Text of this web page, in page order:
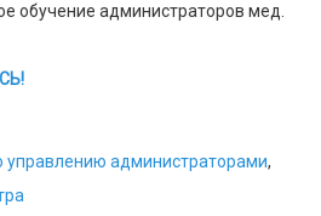
обучение администраторов мед.
управлению администраторами,